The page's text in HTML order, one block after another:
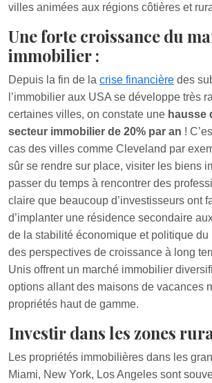
villes animées aux régions côtières et
Une forte croissance du
immobilier :
Depuis la fin de la crise financière des
l’immobilier aux USA se développe très
certaines villes, on constate une hausse
secteur immobilier de 20% par an !
cas des villes comme Cleveland par
sûr se rendre sur place, visiter les biens
passer du temps à rencontrer des
claire que beaucoup d’investisseurs ont
d’implanter une résidence secondaire
de la stabilité économique et politique du
des perspectives de croissance à long
Unis offrent un marché immobilier
options allant des maisons de vacances
propriétés haut de gamme.
Investir dans les zones
Les propriétés immobilières dans les
Miami, New York, Los Angeles sont